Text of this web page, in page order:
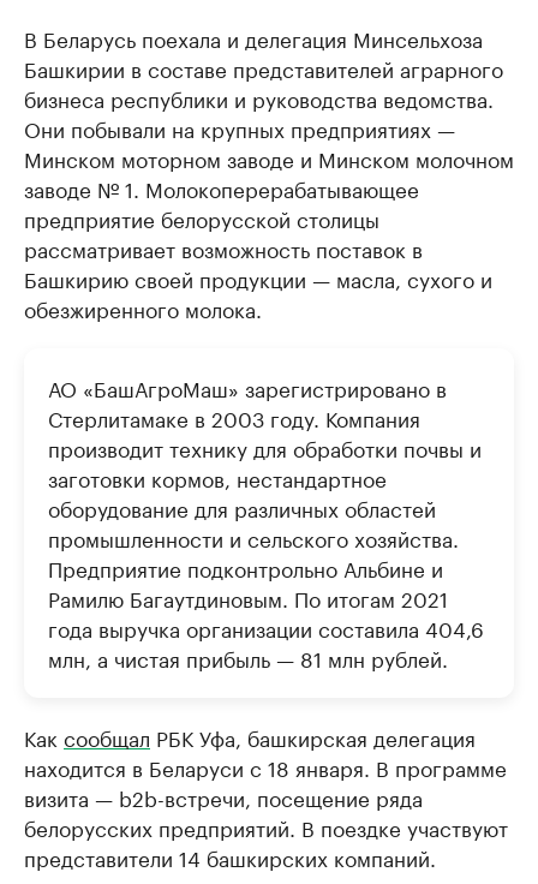
В Беларусь поехала и делегация Минсельхоза
Башкирии в составе представителей аграрного
бизнеса республики и руководства ведомства.
Они побывали на крупных предприятиях —
Минском моторном заводе и Минском молочном
заводе № 1. Молокоперерабатывающее
предприятие белорусской столицы
рассматривает возможность поставок в
Башкирию своей продукции — масла, сухого и
обезжиренного молока.
АО «БашАгроМаш» зарегистрировано в
Стерлитамаке в 2003 году. Компания
производит технику для обработки почвы и
заготовки кормов, нестандартное
оборудование для различных областей
промышленности и сельского хозяйства.
Предприятие подконтрольно Альбине и
Рамилю Багаутдиновым. По итогам 2021
года выручка организации составила 404,6
млн, а чистая прибыль — 81 млн рублей.
Как сообщал РБК Уфа, башкирская делегация
находится в Беларуси с 18 января. В программе
визита — b2b-встречи, посещение ряда
белорусских предприятий. В поездке участвуют
представители 14 башкирских компаний.